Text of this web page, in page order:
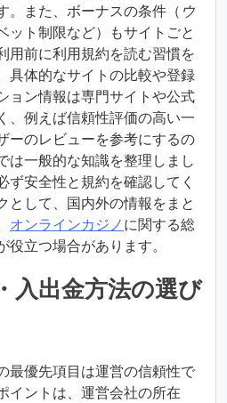
。また、ボーナスの条件（ ウ
ット制限など）もサイトごと
用前に利用規約を読む習慣を
具体的なサイトの比較や登録
ョン情報は専門サイトや公式
、例えば信頼性評価の高い一
ーのレビューを参考にするの
は一般的な知識を整理しまし
ず安全性と規約を確認してく
として、国内外の情報をまと
オンラインカジノ に関する総
立つ場合があります。
入出金方法の選び
最優先項目は運営の信頼性で
イントは、運営会社の所在